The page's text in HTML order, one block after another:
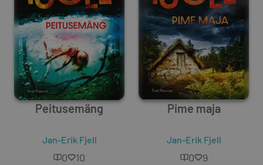
Peitusemäng
Jan-Erik Fjell
0 10
Pime maja
Jan-Erik Fjell
0 9